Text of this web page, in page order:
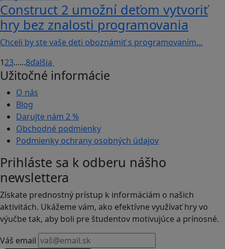
Construct 2 umožní deťom vytvoriť
hry bez znalosti programovania
Chceli by ste vaše deti oboznámiť s programovaním…
123......8ďalšia
Užitočné informácie
O nás
Blog
Darujte nám 2 %
Obchodné podmienky
Podmienky ochrany osobných údajov
Prihláste sa k odberu nášho
newslettera
Získate prednostný prístup k informáciám o našich
aktivitách. Ukážeme vám, ako efektívne využívať hry vo
výučbe tak, aby boli pre študentov motivujúce a prínosné.
Váš email